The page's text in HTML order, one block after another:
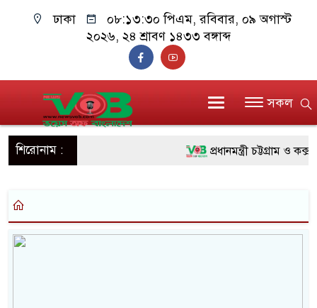
ঢাকা ০৮:১৩:৩০ পিএম, রবিবার, ০৯ অগাস্ট
২০২৬, ২৪ শ্রাবণ ১৪৩৩ বঙ্গাব্দ
সকল
শিরোনাম : প্রধানমন্ত্রী চট্টগ্রাম ও